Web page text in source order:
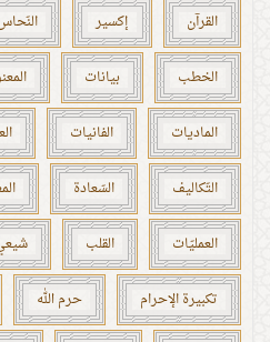
القرآن إكسير
الخطب بيانات
الماديات الفانيات
التّكاليف السّعادة
العمليّات القلب
تكبيرة الإحرام حرم الله